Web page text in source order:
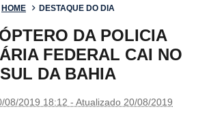
HOME DESTAQUE DO DIA
DA POLICIA
FEDERAL CAI NO
SUL DA BAHIA
08/2019 18:12 - Atualizado 20/08/2019